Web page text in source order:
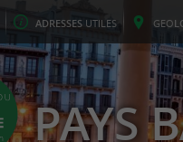
ADRESSES UTILES GEO
PAYS